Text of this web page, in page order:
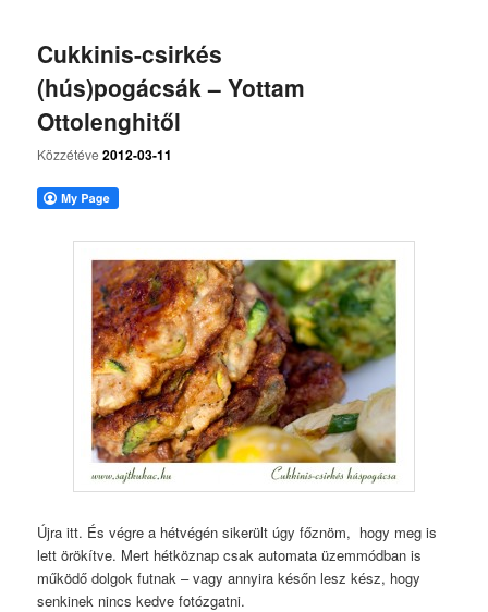
Cukkinis-csirkés
(hús)pogácsák – Yottam
Ottolenghitől
Közzétéve2012-03-11
Újra itt. És végre a hétvégén sikerült úgy főznöm, hogy meg is
lett örökítve. Mert hétköznap csak automata üzemmódban is
működő dolgok futnak – vagy annyira későn lesz kész, hogy
senkinek nincs kedve fotózgatni.